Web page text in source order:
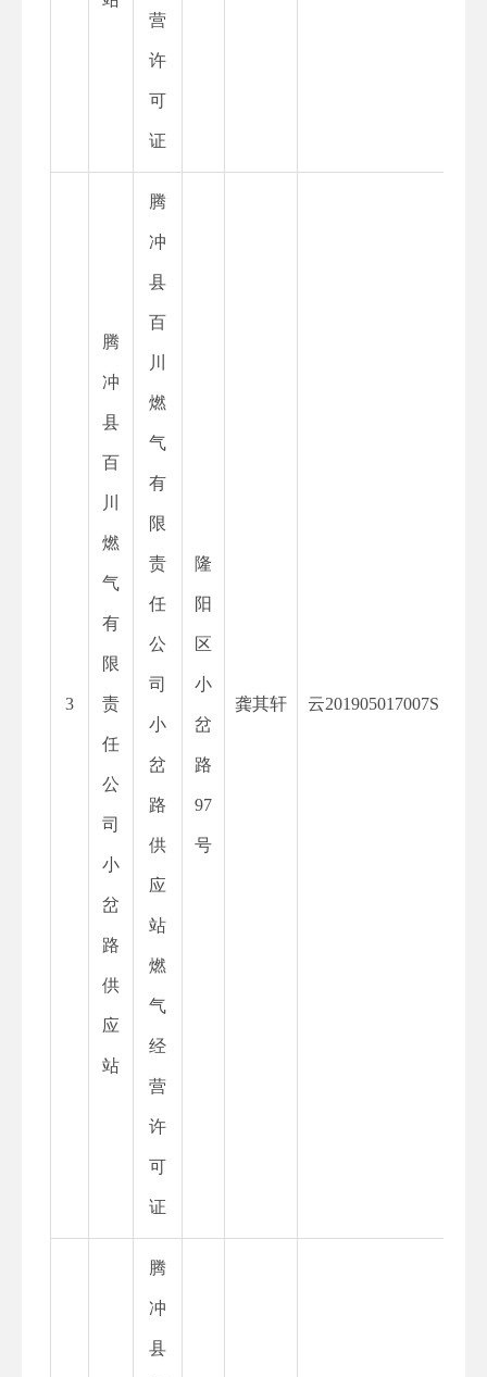
营
许
可
证
3
腾
冲
县
百
川
燃
气
有
限
责
任
公
司
小
岔
路
供
应
站
腾
冲
县
百
川
燃
气
有
限
责
任
公
司
小
岔
路
供
应
站
燃
气
经
营
许
可
证
隆
阳
区
小
岔
路
97
号
龚其轩 云201905017007S
腾
冲
县